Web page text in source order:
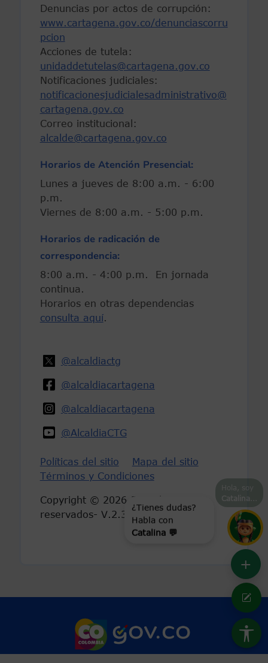
+
Hola, soy
Catalina
¿Tienes dudas?
Habla con
Denuncias por actos de corrupción:
www.cartagena.gov.co/denunciascorru
pcion
Acciones de tutela:
unidaddetutelas@cartagena.gov.co
Notificaciones judiciales:
notificacionesjudicialesadministrativo@
cartagena.gov.co
Correo institucional:
alcalde@cartagena.gov.co
Horarios de Atención Presencial:
Lunes a jueves de 8:00 a.m. - 6:00
p.m.
Viernes de 8:00 a.m. - 5:00 p.m.
Horarios de radicación de
correspondencia:
8:00 a.m. - 4:00 p.m. En jornada
continua.
Horarios en otras dependencias
consulta aquí.
@alcaldiactg
@alcaldiacartagena
@alcaldiacartagena
@AlcaldiaCTG
Políticas del sitio
Mapa del sitio
Términos y Condiciones
Copyright © 2026-Derechos
reservados- V.2.3
Marca Colombia
Logo Gobierno